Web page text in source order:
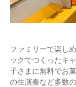
ファミリーで楽し
ックでつくったキ
子さまに無料でお
の生演奏など多数